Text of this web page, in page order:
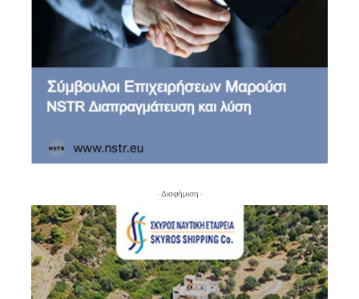
- Διαφήμιση -